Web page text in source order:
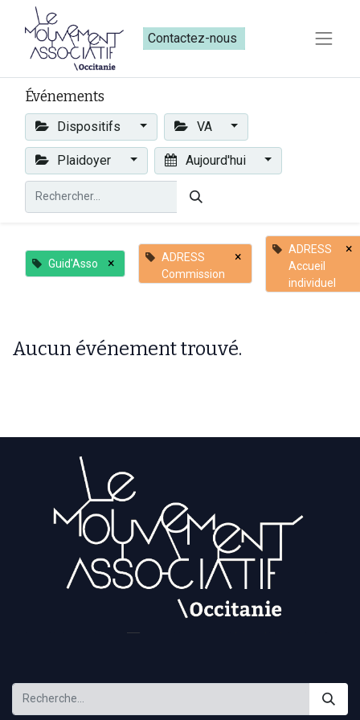
Contactez-nous​​
Événements
Dispositifs VA
Plaidoyer Aujourd'hui
Guid'Asso ×
ADRESS
Commission
×
ADRESS
Accueil
individuel
×
Aucun événement trouvé.